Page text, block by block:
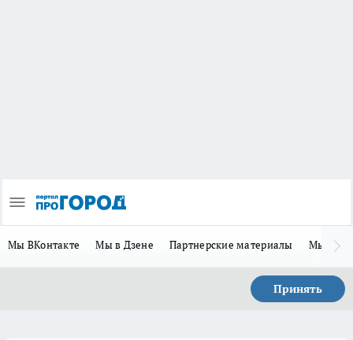
Мы ВКонтакте Мы в Дзене Партнерские материалы Мы в
Принять